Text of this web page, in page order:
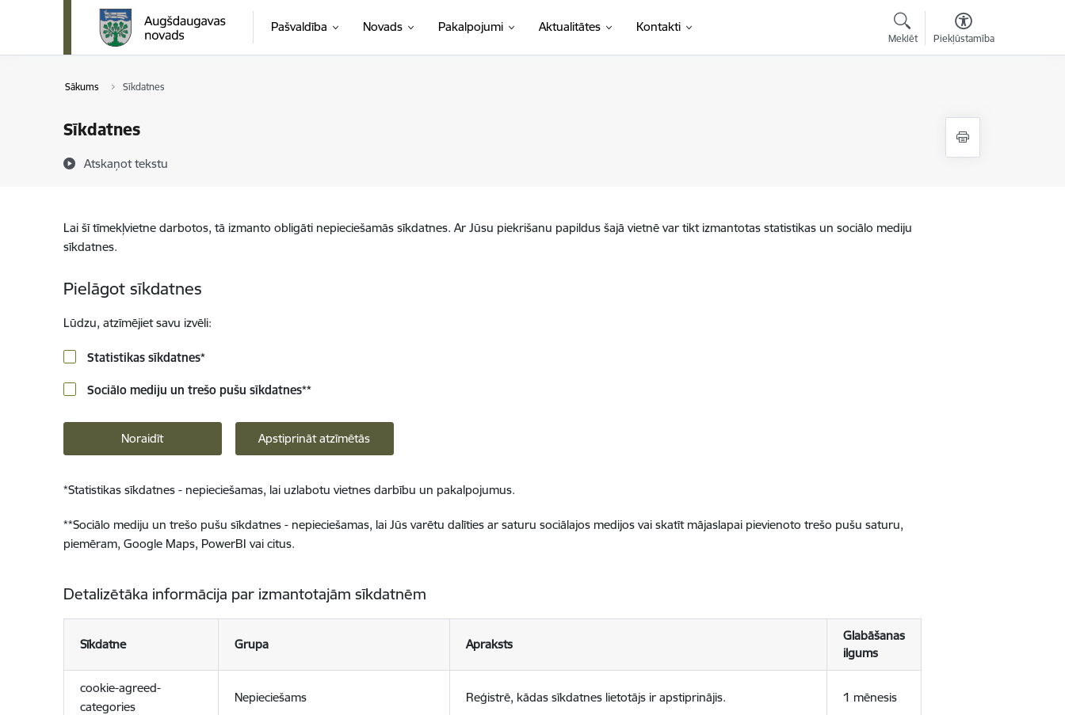
Pāriet uz lapas saturu
Pašvaldība Novads Pakalpojumi Aktualitātes Kontakti
Meklēt Piekļūstamība
Sākums Sīkdatnes
Sīkdatnes
Atskaņot tekstu
Lai šī tīmekļvietne darbotos, tā izmanto obligāti nepieciešamās sīkdatnes. Ar Jūsu piekrišanu papildus šajā vietnē var tikt izmantotas statistikas un sociālo mediju
sīkdatnes.
Pielāgot sīkdatnes
Lūdzu, atzīmējiet savu izvēli:
Statistikas sīkdatnes*
Sociālo mediju un trešo pušu sīkdatnes**
Noraidīt Apstiprināt atzīmētās
*Statistikas sīkdatnes - nepieciešamas, lai uzlabotu vietnes darbību un pakalpojumus.
**Sociālo mediju un trešo pušu sīkdatnes - nepieciešamas, lai Jūs varētu dalīties ar saturu sociālajos medijos vai skatīt mājaslapai pievienoto trešo pušu saturu,
piemēram, Google Maps, PowerBI vai citus.
Detalizētāka informācija par izmantotajām sīkdatnēm
Sīkdatne Grupa Apraksts
Glabāšanas
ilgums
cookie-agreed-
categories
Nepieciešams Reģistrē, kādas sīkdatnes lietotājs ir apstiprinājis. 1 mēnesis